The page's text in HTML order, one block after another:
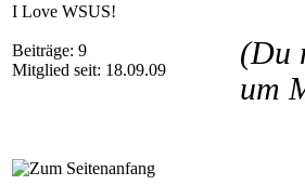
I Love WSUS!
Beiträge: 9
Mitglied seit: 18.09.09
(Du
um